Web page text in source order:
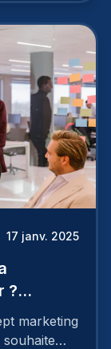
17 janv. 2025
?
marketing